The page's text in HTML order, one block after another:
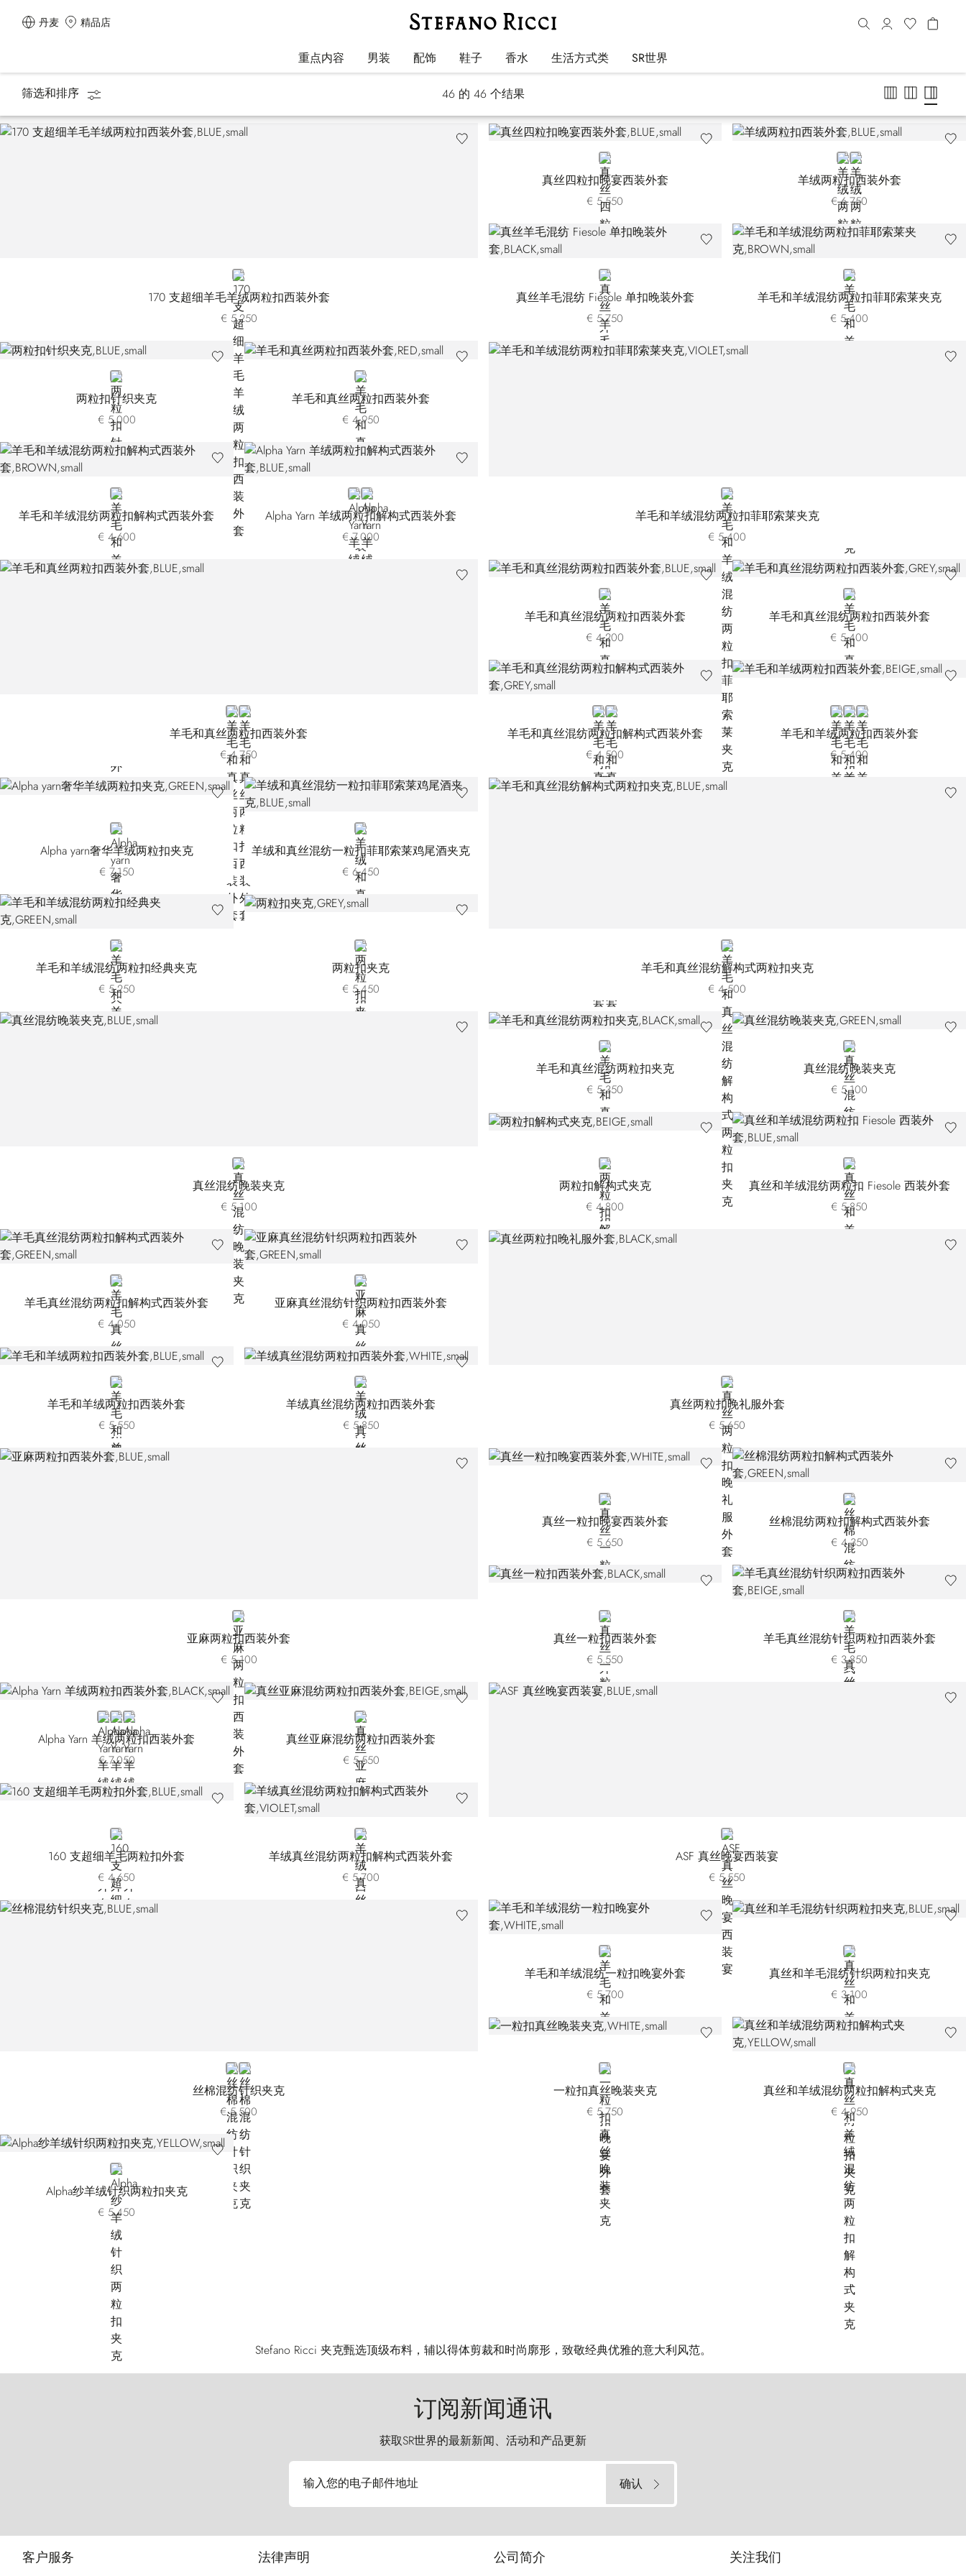
丹麦 精品店
重点内容 男装 配饰 鞋子 香水 生活方式类 SR世界
主页 男装
夹克
筛选和排序 46 的 46 个结果
BLUE
170 支超细羊毛羊绒两粒扣西装外套
€ 5.250
BLUE
真丝四粒扣晚宴西装外套
€ 5.550
BLUEBLACK
羊绒两粒扣西装外套
€ 6.750
BLACK
真丝羊毛混纺 Fiesole 单扣晚装外套
€ 5.750
BROWN
羊毛和羊绒混纺两粒扣菲耶索莱夹克
€ 5.400
BLUE
两粒扣针织夹克
€ 5.000
RED
羊毛和真丝两粒扣西装外套
€ 4.950
VIOLET
羊毛和羊绒混纺两粒扣菲耶索莱夹克
€ 5.400
BROWN
羊毛和羊绒混纺两粒扣解构式西装外套
€ 4.600
BLUE MR01HA-0485
BLUE MR01HA-0486
Alpha Yarn 羊绒两粒扣解构式西装外套
€ 7.000
BLUEBLACK
羊毛和真丝两粒扣西装外套
€ 4.750
BLUE
羊毛和真丝混纺两粒扣西装外套
€ 4.200
GREY
羊毛和真丝混纺两粒扣西装外套
€ 5.400
GREY
BLUE
羊毛和真丝混纺两粒扣解构式西装外套
€ 4.500
BEIGE
GREY
BLUE
羊毛和羊绒两粒扣西装外套
€ 5.400
GREEN
Alpha yarn奢华羊绒两粒扣夹克
€ 7.150
BLUE
羊绒和真丝混纺一粒扣菲耶索莱鸡尾酒夹克
€ 6.450
BLUE CE12HA-1149
羊毛和真丝混纺解构式两粒扣夹克
€ 4.500
GREEN
羊毛和羊绒混纺两粒扣经典夹克
€ 5.250
GREY
两粒扣夹克
€ 5.450
BLUE
真丝混纺晚装夹克
€ 5.100
BLACK
羊毛和真丝混纺两粒扣夹克
€ 5.350
GREEN
真丝混纺晚装夹克
€ 5.100
BEIGE
两粒扣解构式夹克
€ 4.800
BLUE
真丝和羊绒混纺两粒扣 Fiesole 西装外套
€ 5.850
GREEN
羊毛真丝混纺两粒扣解构式西装外套
€ 4.050
GREEN
亚麻真丝混纺针织两粒扣西装外套
€ 4.050
BLACK
真丝两粒扣晚礼服外套
€ 5.650
BLUE
羊毛和羊绒两粒扣西装外套
€ 5.550
WHITE
羊绒真丝混纺两粒扣西装外套
€ 5.850
BLUE
亚麻两粒扣西装外套
€ 5.100
WHITE
真丝一粒扣晚宴西装外套
€ 5.650
GREEN
丝棉混纺两粒扣解构式西装外套
€ 4.350
BLACK
真丝一粒扣西装外套
€ 5.550
BEIGE
羊毛真丝混纺针织两粒扣西装外套
€ 3.850
BLACK
WHITEYELLOW
Alpha Yarn 羊绒两粒扣西装外套
€ 7.050
BEIGE
真丝亚麻混纺两粒扣西装外套
€ 5.550
BLUE
ASF 真丝晚宴西装宴
€ 5.550
BLUE
160 支超细羊毛两粒扣外套
€ 4.650
VIOLET
羊绒真丝混纺两粒扣解构式西装外套
€ 5.700
BLUE F26111-2196
WHITE
丝棉混纺针织夹克
€ 5.500
WHITE
羊毛和羊绒混纺一粒扣晚宴外套
€ 5.700
BLUE
真丝和羊毛混纺针织两粒扣夹克
€ 3.100
WHITE
一粒扣真丝晚装夹克
€ 5.750
YELLOW
真丝和羊绒混纺两粒扣解构式夹克
€ 4.950
YELLOW
Alpha纱羊绒针织两粒扣夹克
€ 5.450
Stefano Ricci 夹克甄选顶级布料，辅以得体剪裁和时尚廓形，致敬经典优雅的意大利风范。
订阅新闻通讯
获取SR世界的最新新闻、活动和产品更新
输入您的电子邮件地址 确认
客户服务 法律声明 公司简介 关注我们